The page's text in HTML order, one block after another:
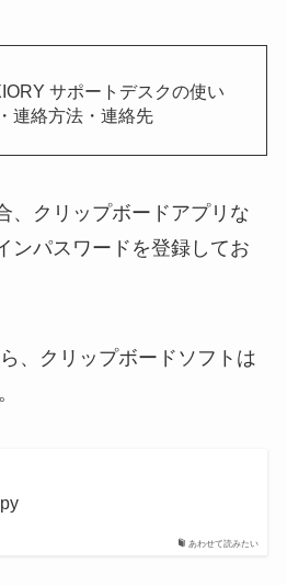
サポートデスクの使い
連絡方法・連絡先
、クリップボードアプリな
ンパスワードを登録してお
、クリップボードソフトは
あわせて読みたい